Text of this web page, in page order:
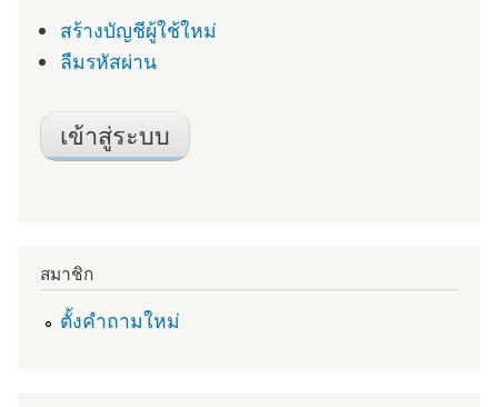
สร้างบัญชีผู้ใช้ใหม่
ลืมรหัสผ่าน
สมาชิก
ตั้งคำถามใหม่